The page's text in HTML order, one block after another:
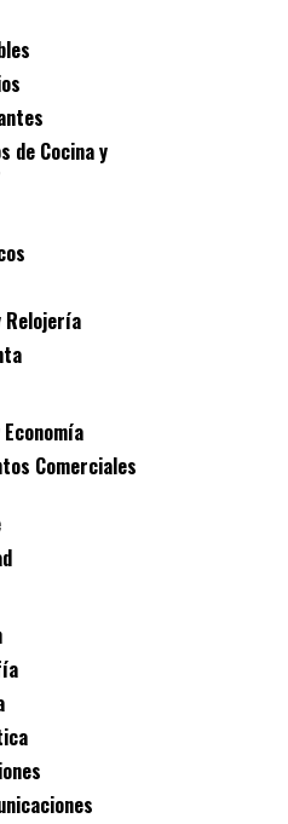
de Cocina y
Relojería
Comerciales